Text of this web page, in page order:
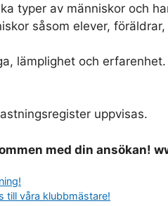
typer av människor och
såsom elever, föräldrar,
lämplighet och erfarenhet.
uppvisas.
med din ansökan!
till våra klubbmästare!